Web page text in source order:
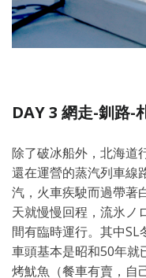
DAY 3 網走-釧路-
除了破冰船外，北海道
還在運營的蒸汽列車線
汽，火車疾駛而過帶著
天就慢慢回程，流氷ノ
間有臨時運行。其中
車頭基本是昭和50年就
烤魷魚（餐車有賣，自